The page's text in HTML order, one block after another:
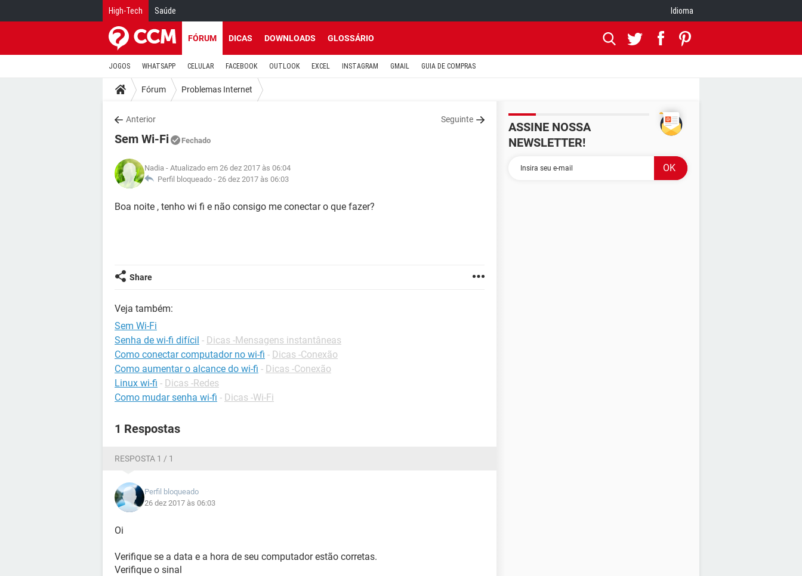
High-Tech Saúde Idioma
FÓRUM DICAS DOWNLOADS GLOSSÁRIO
JOGOS WHATSAPP CELULAR FACEBOOK OUTLOOK EXCEL INSTAGRAM GMAIL GUIA DE COMPRAS
Fórum Problemas Internet
Anterior Seguinte
Sem Wi-Fi Fechado
Nadia - Atualizado em 26 dez 2017 às 06:04
Perfil bloqueado - 26 dez 2017 às 06:03
Boa noite , tenho wi fi e não consigo me conectar o que fazer?
Share
Veja também:
Sem Wi-Fi
Senha de wi-fi difícil - Dicas -Mensagens instantâneas
Como conectar computador no wi-fi - Dicas -Conexão
Como aumentar o alcance do wi-fi - Dicas -Conexão
Linux wi-fi - Dicas -Redes
Como mudar senha wi-fi - Dicas -Wi-Fi
1 Respostas
RESPOSTA 1 / 1
Perfil bloqueado
26 dez 2017 às 06:03
Oi
Verifique se a data e a hora de seu computador estão corretas.
Verifique o sinal
ASSINE NOSSA
NEWSLETTER!